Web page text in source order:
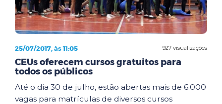
927 visualizações
25/07/2017, às 11:05
CEUs oferecem cursos gratuitos para
todos os públicos
Até o dia 30 de julho, estão abertas mais de 6.000
vagas para matrículas de diversos cursos